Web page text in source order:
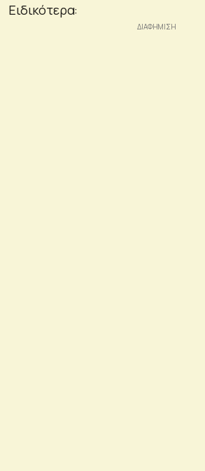
Ειδικότερα: